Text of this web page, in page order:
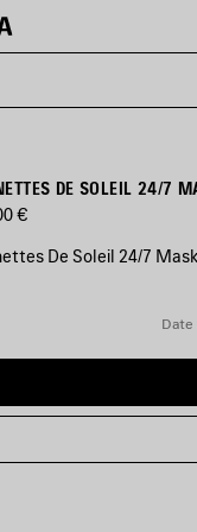
€
De Soleil 24/7